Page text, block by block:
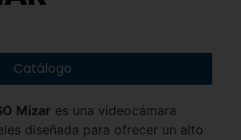
Catálogo
Mizar es una videocámara
diseñada para ofrecer un alto